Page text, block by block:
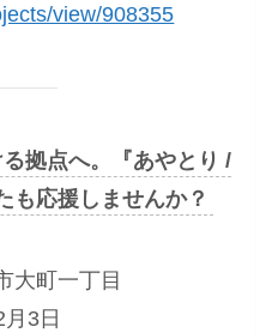
view/908355
拠点へ。『あやとり /
も応援しませんか？
大町一丁目
3日